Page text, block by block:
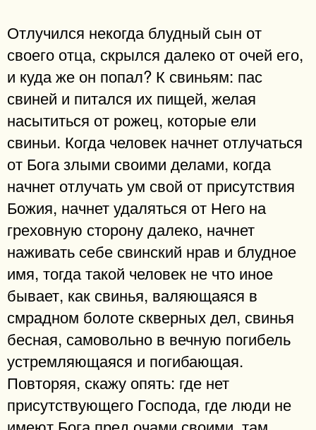
Отлучился некогда блудный сын от
своего отца, скрылся далеко от очей его,
и куда же он попал? К свиньям: пас
свиней и питался их пищей, желая
насытиться от рожец, которые ели
свиньи. Когда человек начнет отлучаться
от Бога злыми своими делами, когда
начнет отлучать ум свой от присутствия
Божия, начнет удаляться от Него на
греховную сторону далеко, начнет
наживать себе свинский нрав и блудное
имя, тогда такой человек не что иное
бывает, как свинья, валяющаяся в
смрадном болоте скверных дел, свинья
бесная, самовольно в вечную погибель
устремляющаяся и погибающая.
Повторяя, скажу опять: где нет
присутствующего Господа, где люди не